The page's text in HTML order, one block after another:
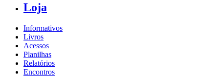
Loja
Informativos
Livros
Acessos
Planilhas
Relatórios
Encontros